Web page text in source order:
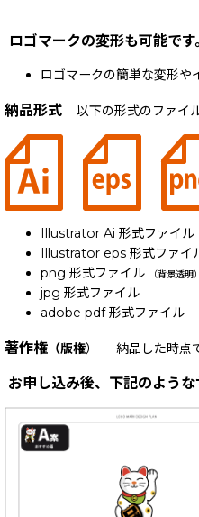
ロゴマークの変形も可能です
ロゴマークの簡単な変形や
納品形式 以下の形式のファイ
Illustrator Ai 形式ファイル
Illustrator eps 形式ファイ
png 形式ファイル （背景透明）
jpg 形式ファイル
adobe pdf 形式ファイル
著作権 （版権） 納品した時点で
お申し込み後、下記のような